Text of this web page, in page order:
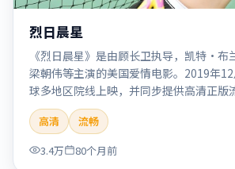
烈日晨星
《烈日晨星》是由顾长卫执导，凯特·布
梁朝伟等主演的美国爱情电影。2019年
球多地区院线上映，并同步提供高清正版
剧情与看点：情感细腻动人，人物关系真
温情叙事的观众。本片适合检索「烈日晨
「爱情」「美国」「2019」「2019-12-
影迷阅读简介与主创信息。
高清
流畅
3.4万
80个月前